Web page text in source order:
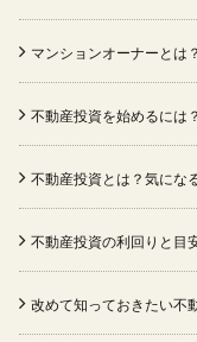
マンションオーナーとは
不動産投資を始めるには
不動産投資とは？気にな
不動産投資の利回りと目
改めて知っておきたい不